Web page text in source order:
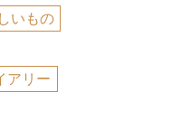
いもの
アリー